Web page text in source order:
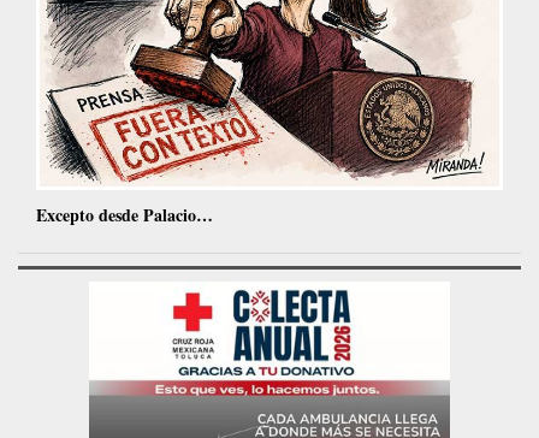
Excepto desde Palacio…